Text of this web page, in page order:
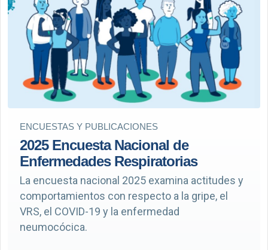
ENCUESTAS Y PUBLICACIONES
2025 Encuesta Nacional de
Enfermedades Respiratorias
La encuesta nacional 2025 examina actitudes y
comportamientos con respecto a la gripe, el
VRS, el COVID-19 y la enfermedad
neumocócica.